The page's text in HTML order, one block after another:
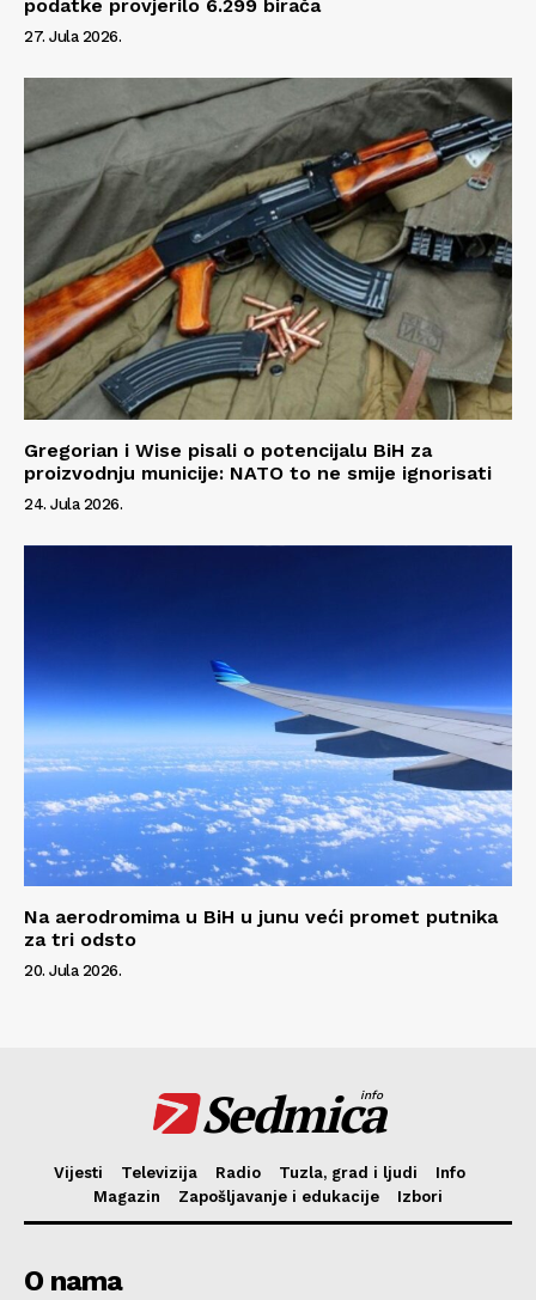
podatke provjerilo 6.299 birača
27. Jula 2026.
Gregorian i Wise pisali o potencijalu BiH za
proizvodnju municije: NATO to ne smije ignorisati
24. Jula 2026.
Na aerodromima u BiH u junu veći promet putnika
za tri odsto
20. Jula 2026.
Sedmica
info
Vijesti Televizija Radio Tuzla, grad i ljudi
Info
Magazin
Zapošljavanje i edukacije Izbori
O nama